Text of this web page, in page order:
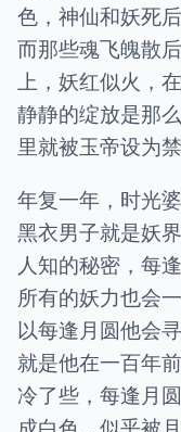
色，神仙和妖死
而那些魂飞魄散
上，妖红似火，
静静的绽放是那
里就被玉帝设为
年复一年，时光
黑衣男子就是妖
人知的秘密，每
所有的妖力也会
以每逢月圆他会
就是他在一百年
冷了些，每逢月